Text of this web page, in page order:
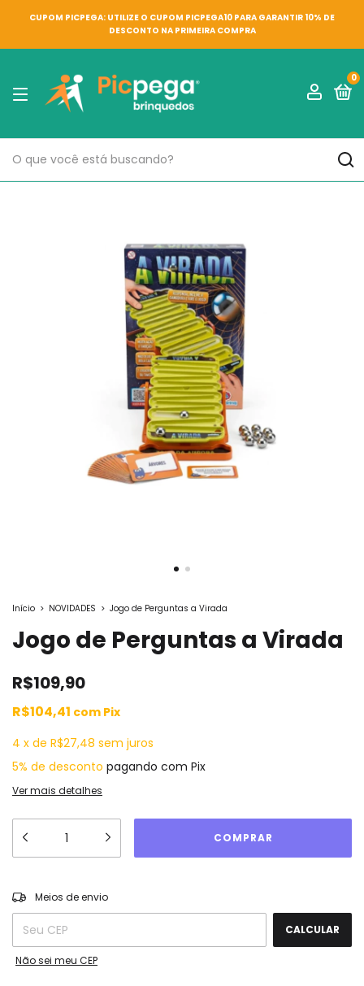
CUPOM PICPEGA: UTILIZE O CUPOM PICPEGA10 PARA GARANTIR 10% DE
DESCONTO NA PRIMEIRA COMPRA
0
Início > NOVIDADES > Jogo de Perguntas a Virada
Jogo de Perguntas a Virada
R$109,90
R$104,41 com Pix
4 x de R$27,48 sem juros
5% de desconto pagando com Pix
Ver mais detalhes
Entregas para o CEP:
Meios de envio
CALCULAR
Não sei meu CEP